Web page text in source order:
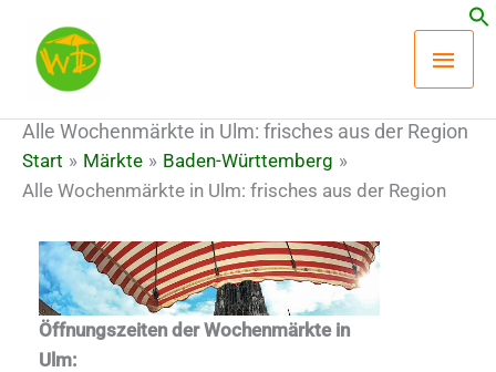
Inhalt
springen
Alle Wochenmärkte in Ulm: frisches aus der Region
Start Märkte
Baden-Württemberg
Alle Wochenmärkte in Ulm: frisches aus der Region
Öffnungszeiten der Wochenmärkte in
Ulm: